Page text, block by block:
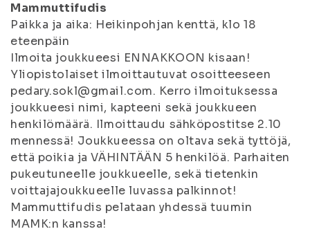
Mammuttifudis
Paikka ja aika: Heikinpohjan kenttä, klo 18
eteenpäin
Ilmoita joukkueesi ENNAKKOON kisaan!
Yliopistolaiset ilmoittautuvat osoitteeseen
pedary.sokl@gmail.com. Kerro ilmoituksessa
joukkueesi nimi, kapteeni sekä joukkueen
henkilömäärä. Ilmoittaudu sähköpostitse 2.10
mennessä! Joukkueessa on oltava sekä tyttöjä,
että poikia ja VÄHINTÄÄN 5 henkilöä. Parhaiten
pukeutuneelle joukkueelle, sekä tietenkin
voittajajoukkueelle luvassa palkinnot!
Mammuttifudis pelataan yhdessä tuumin
MAMK:n kanssa!